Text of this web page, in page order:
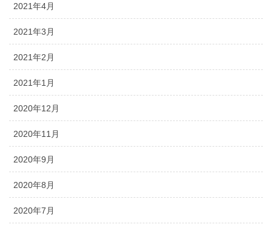
2021年4月
2021年3月
2021年2月
2021年1月
2020年12月
2020年11月
2020年9月
2020年8月
2020年7月